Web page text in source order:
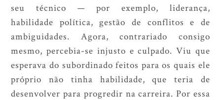
seu técnico — por exemplo, liderança,
habilidade política, gestão de conflitos e de
ambiguidades. Agora, contrariado consigo
mesmo, percebia-se injusto e culpado. Viu que
esperava do subordinado feitos para os quais ele
próprio não tinha habilidade, que teria de
desenvolver para progredir na carreira. Por essa